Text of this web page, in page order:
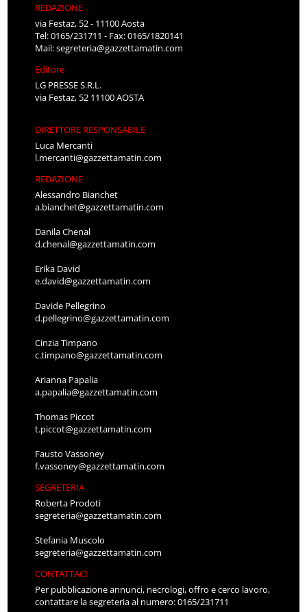
REDAZIONE
via Festaz, 52 - 11100 Aosta
Tel: 0165/231711 - Fax: 0165/1820141
Mail:segreteria@gazzettamatin.com
Editore
LG PRESSE S.R.L.
via Festaz, 52 11100 AOSTA
DIRETTORE RESPONSABILE
Luca Mercanti
l.mercanti@gazzettamatin.com
REDAZIONE
Alessandro Bianchet
a.bianchet@gazzettamatin.com
Danila Chenal
d.chenal@gazzettamatin.com
Erika David
e.david@gazzettamatin.com
Davide Pellegrino
d.pellegrino@gazzettamatin.com
Cinzia Timpano
c.timpano@gazzettamatin.com
Arianna Papalia
a.papalia@gazzettamatin.com
Thomas Piccot
t.piccot@gazzettamatin.com
Fausto Vassoney
f.vassoney@gazzettamatin.com
SEGRETERIA
Roberta Prodoti
segreteria@gazzettamatin.com
Stefania Muscolo
segreteria@gazzettamatin.com
CONTATTACI
Per pubblicazione annunci, necrologi, offro e cerco lavoro,
contattare la segreteria al numero: 0165/231711